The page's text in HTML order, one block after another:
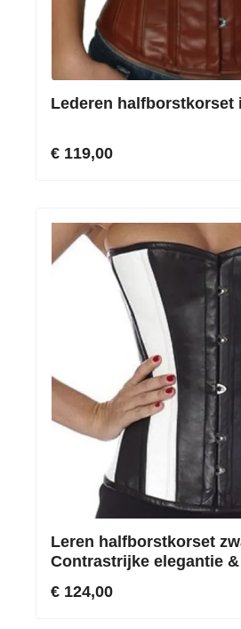
Lederen halfborstkorset
€ 119,00
Leren halfborstkorset
Contrastrijke elegantie
€ 124,00